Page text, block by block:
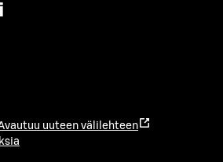
uuteen välilehteen